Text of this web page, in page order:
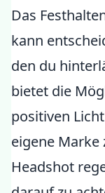
Das
kann
den du
bietet die
positiven
eigene Marke
Headshot